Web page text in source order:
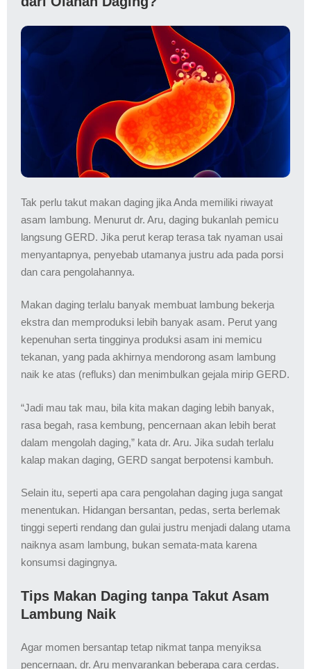
Tak perlu takut makan daging jika Anda memiliki riwayat
asam lambung. Menurut dr. Aru, daging bukanlah pemicu
langsung GERD. Jika perut kerap terasa tak nyaman usai
menyantapnya, penyebab utamanya justru ada pada porsi
dan cara pengolahannya.
Makan daging terlalu banyak membuat lambung bekerja
ekstra dan memproduksi lebih banyak asam. Perut yang
kepenuhan serta tingginya produksi asam ini memicu
tekanan, yang pada akhirnya mendorong asam lambung
naik ke atas (refluks) dan menimbulkan gejala mirip GERD.
“Jadi mau tak mau, bila kita makan daging lebih banyak,
rasa begah, rasa kembung, pencernaan akan lebih berat
dalam mengolah daging,” kata dr. Aru. Jika sudah terlalu
kalap makan daging, GERD sangat berpotensi kambuh.
Selain itu, seperti apa cara pengolahan daging juga sangat
menentukan. Hidangan bersantan, pedas, serta berlemak
tinggi seperti rendang dan gulai justru menjadi dalang utama
naiknya asam lambung, bukan semata-mata karena
konsumsi dagingnya.
Tips Makan Daging tanpa Takut Asam
Lambung Naik
Agar momen bersantap tetap nikmat tanpa menyiksa
pencernaan, dr. Aru menyarankan beberapa cara cerdas.